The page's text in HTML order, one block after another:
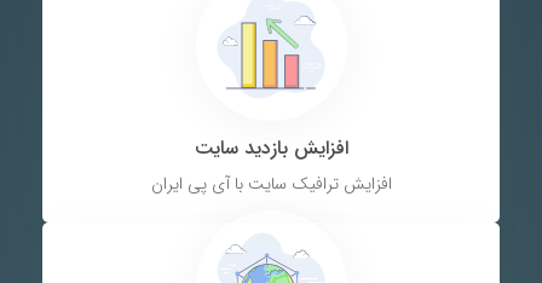
افزایش بازدید سایت
افزایش ترافیک سایت با آی پی ایران